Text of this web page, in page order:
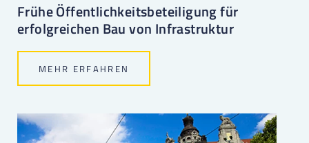
Frühe Öffentlichkeitsbeteiligung für
erfolgreichen Bau von Infrastruktur
MEHR ERFAHREN